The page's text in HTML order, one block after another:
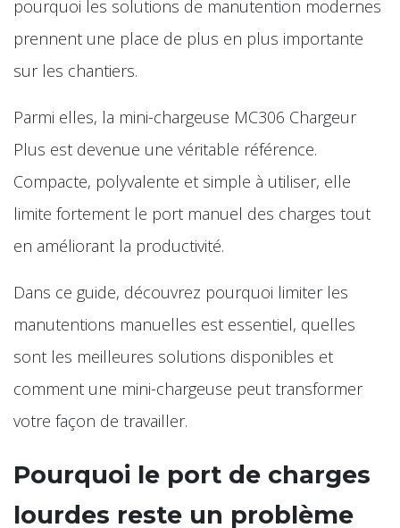
pourquoi les solutions de manutention modernes
prennent une place de plus en plus importante
sur les chantiers.
Parmi elles, la mini-chargeuse MC306 Chargeur
Plus est devenue une véritable référence.
Compacte, polyvalente et simple à utiliser, elle
limite fortement le port manuel des charges tout
en améliorant la productivité.
Dans ce guide, découvrez pourquoi limiter les
manutentions manuelles est essentiel, quelles
sont les meilleures solutions disponibles et
comment une mini-chargeuse peut transformer
votre façon de travailler.
Pourquoi le port de charges
lourdes reste un problème